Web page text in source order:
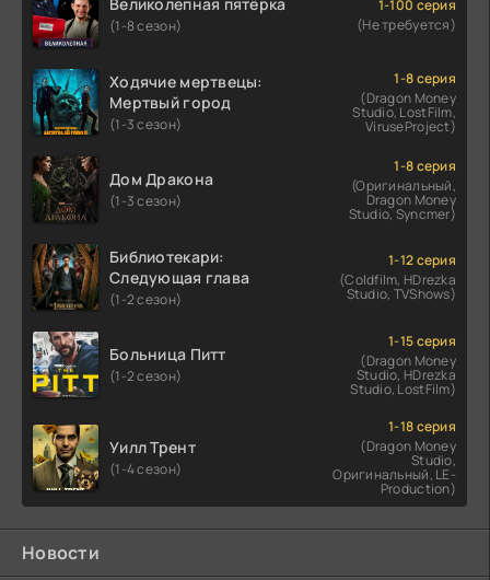
Великолепная пятёрка
(1-8 сезон)
1-100 серия
(Не требуется)
Ходячие мертвецы:
Мертвый город
(1-3 сезон)
1-8 серия
(Dragon Money
Studio, LostFilm,
ViruseProject)
Дом Дракона
(1-3 сезон)
1-8 серия
(Оригинальный,
Dragon Money
Studio, Syncmer)
Библиотекари:
Следующая глава
(1-2 сезон)
1-12 серия
(Coldfilm, HDrezka
Studio, TVShows)
Больница Питт
(1-2 сезон)
1-15 серия
(Dragon Money
Studio, HDrezka
Studio, LostFilm)
Уилл Трент
(1-4 сезон)
1-18 серия
(Dragon Money
Studio,
Оригинальный, LE-
Production)
Новости